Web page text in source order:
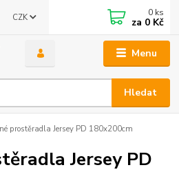
Menu
CZK
Hledat
0 ks
za 0 Kč
prostěradla Jersey PD 180x200cm
Jersey PD